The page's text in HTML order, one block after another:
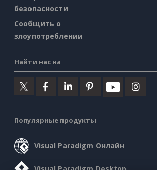
безопасности
Сообщить о
злоупотреблении
Найти нас на
Популярные продукты
Visual Paradigm Онлайн